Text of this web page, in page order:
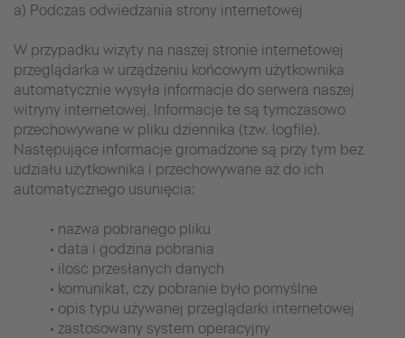
a) Podczas odwiedzania strony internetowej
W przypadku wizyty na naszej stronie internetowej
przeglądarka w urządzeniu końcowym użytkownika
automatycznie wysyła informacje do serwera naszej
witryny internetowej. Informacje te są tymczasowo
przechowywane w pliku dziennika (tzw. logfile).
Następujące informacje gromadzone są przy tym bez
udziału użytkownika i przechowywane aż do ich
automatycznego usunięcia:
• nazwa pobranego pliku
• data i godzina pobrania
• ilość przesłanych danych
• komunikat, czy pobranie było pomyślne
• opis typu używanej przeglądarki internetowej
• zastosowany system operacyjny